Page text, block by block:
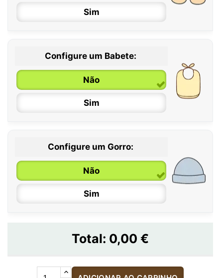
12 / 18 meses
Sim
Configure um Babete:
Não
Sim
Configure um Gorro:
Não
Sim
Total: 0,00 €